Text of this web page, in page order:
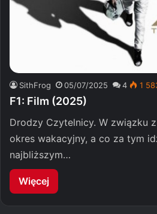
SithFrog 05/07/2025 4 1
F1: Film (2025)
Drodzy Czytelnicy. W związku
okres wakacyjny, a co za tym
najbliższym…
Więcej